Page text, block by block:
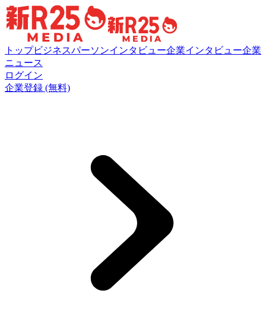
トップビジネスパーソンインタビュー企業インタビュー企業
ニュース
ログイン
企業登録 (無料)